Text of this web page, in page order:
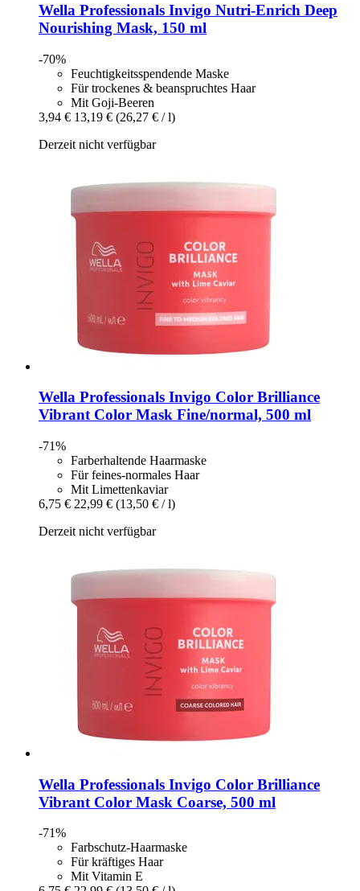
Wella Professionals Invigo Nutri-​Enrich Deep
Nourishing Mask, 150 ml
-70%
Feuchtigkeitsspendende Maske
Für trockenes & beanspruchtes Haar
Mit Goji-Beeren
3,94 € 13,19 € (26,27 € / l)
Derzeit nicht verfügbar
Wella Professionals Invigo Color Brilliance
Vibrant Color Mask Fine/normal, 500 ml
-71%
Farberhaltende Haarmaske
Für feines-normales Haar
Mit Limettenkaviar
6,75 € 22,99 € (13,50 € / l)
Derzeit nicht verfügbar
Wella Professionals Invigo Color Brilliance
Vibrant Color Mask Coarse, 500 ml
-71%
Farbschutz-Haarmaske
Für kräftiges Haar
Mit Vitamin E